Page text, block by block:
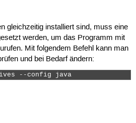
gleichzeitig installiert sind, muss eine
werden, um das Programm mit
Mit folgendem Befehl kann man
und bei Bedarf ändern:
--config java